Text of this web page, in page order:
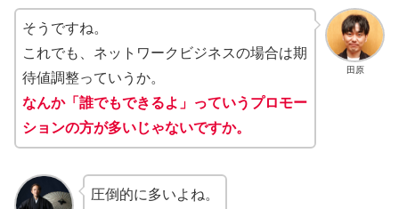
田原
そうですね。
これでも、ネットワークビジネスの場合は期
待値調整っていうか。
なんか「誰でもできるよ」っていうプロモー
ションの方が多いじゃないですか。
圧倒的に多いよね。